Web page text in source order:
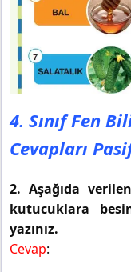
4. Sınıf Fen
Cevapları
2. Aşağıda
kutucuklara
yazınız.
Cevap: